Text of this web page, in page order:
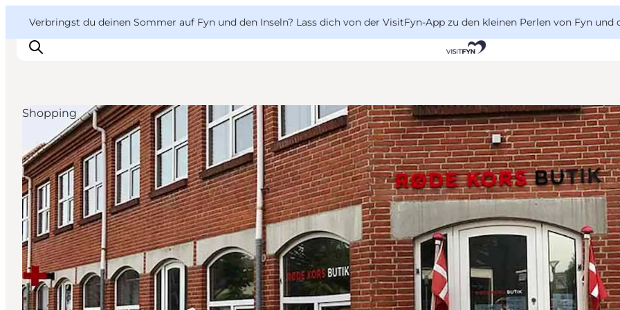
Verbringst du deinen Sommer auf Fyn und den Inseln? Lass dich von der VisitFyn-App zu den kleinen Perlen von Fyn und
Reise Ideen
Outdoor & bike
Essen & trinken
Übernachtung
VisitFyn
Deutsch
Shopping